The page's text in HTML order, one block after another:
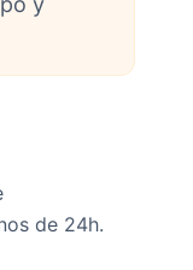
de 24h.